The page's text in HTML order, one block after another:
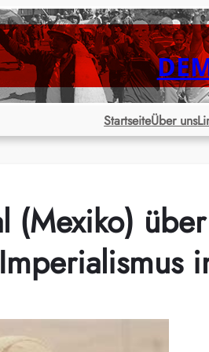
StartseiteÜber uns
(Mexiko)